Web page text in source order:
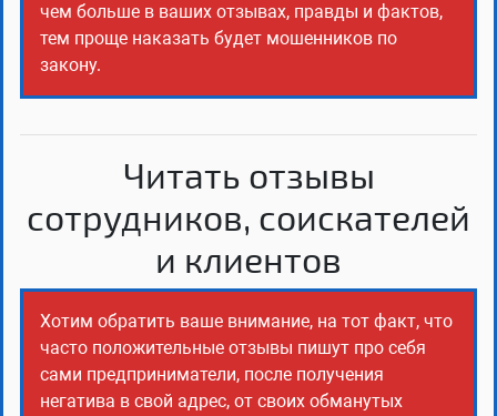
чем больше в ваших отзывах, правды и фактов,
тем проще наказать будет мошенников по
закону.
Читать отзывы
сотрудников, соискателей
и клиентов
Хотим обратить ваше внимание, на тот факт, что
часто положительные отзывы пишут про себя
сами предприниматели, после получения
негатива в свой адрес, от своих обманутых